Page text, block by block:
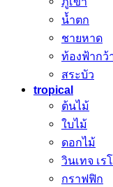
น้ำตก
ชายหาด
ท้องฟ้ากว้
สระบัว
tropical
ต้นไม้
ใบไม้
ดอกไม้
วินเทจ เร
กราฟฟิก